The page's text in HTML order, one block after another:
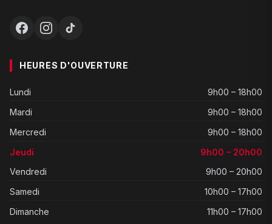
HEURES D'OUVERTURE
Lundi
9h00 – 18h00
Mardi
9h00 – 18h00
Mercredi
9h00 – 18h00
Jeudi
9h00 – 20h00
Vendredi
9h00 – 20h00
Samedi
10h00 – 17h00
Dimanche
11h00 – 17h00